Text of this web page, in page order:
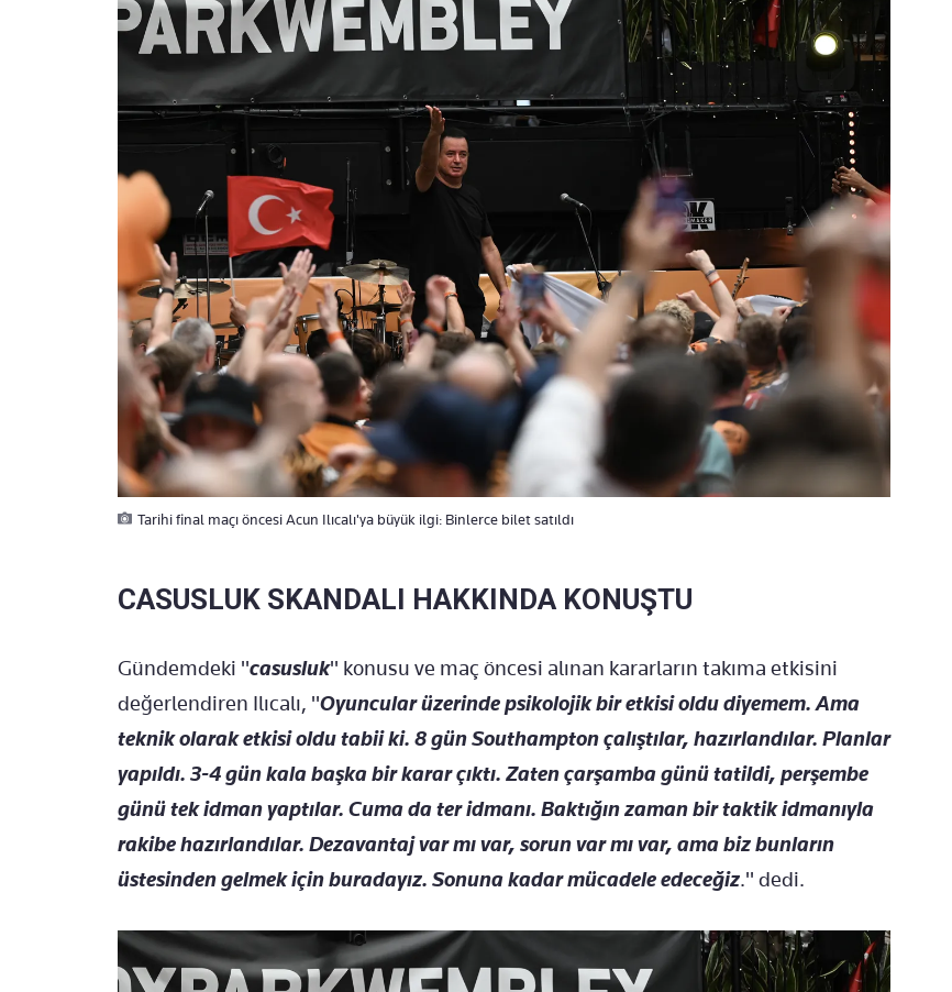
Tarihi final maçı öncesi Acun Ilıcalı'ya büyük ilgi: Binlerce bilet satıldı
CASUSLUK SKANDALI HAKKINDA KONUŞTU
Gündemdeki "casusluk" konusu ve maç öncesi alınan kararların takıma etkisini
değerlendiren Ilıcalı, "Oyuncular üzerinde psikolojik bir etkisi oldu diyemem. Ama
teknik olarak etkisi oldu tabii ki. 8 gün Southampton çalıştılar, hazırlandılar. Planlar
yapıldı. 3-4 gün kala başka bir karar çıktı. Zaten çarşamba günü tatildi, perşembe
günü tek idman yaptılar. Cuma da ter idmanı. Baktığın zaman bir taktik idmanıyla
rakibe hazırlandılar. Dezavantaj var mı var, sorun var mı var, ama biz bunların
üstesinden gelmek için buradayız. Sonuna kadar mücadele edeceğiz." dedi.